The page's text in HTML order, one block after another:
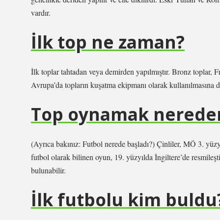
vardır.
İlk top ne zaman?
İlk toplar tahtadan veya demirden yapılmıştır. Bronz toplar,
Avrupa’da topların kuşatma ekipmanı olarak
Top oynamak
(Ayrıca bakınız: Futbol nerede başladı?) Çinliler, MÖ 3.
futbol olarak bilinen oyun, 19. yüzyılda İngiltere’de
bulunabilir.
İlk futbolu kim